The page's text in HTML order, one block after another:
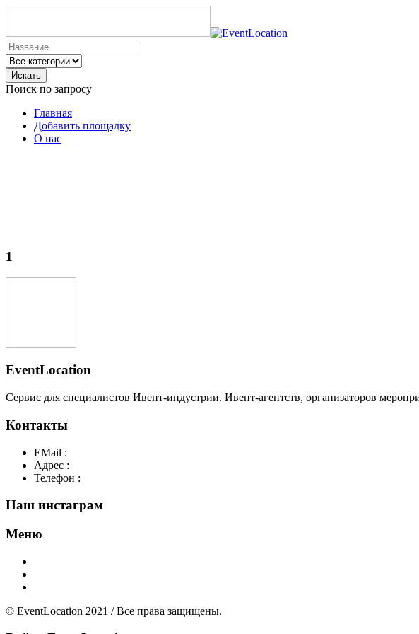
Искать
Поиск по запросу
Главная
Добавить площадку
О нас
1
EventLocation
Сервис для специалистов Ивент-индустрии. Ивент-агентств, организаторов
Контакты
EMail :
Адрес :
Телефон :
Наш инстаграм
Меню
© EventLocation 2021 / Все права защищены.